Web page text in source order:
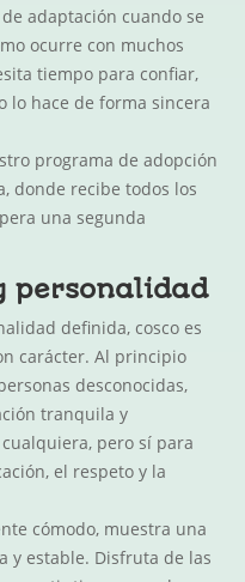
adaptación cuando se
ocurre con muchos
tiempo para confiar,
lo hace de forma sincera
programa de adopción
donde recibe todos los
una segunda
personalidad
definida, cosco es
carácter. Al principio
desconocidas,
tranquila y
pero sí para
el respeto y la
cómodo, muestra una
y estable. Disfruta de las